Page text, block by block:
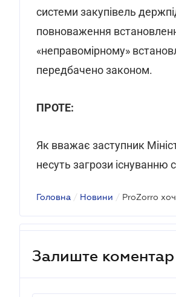
системи закупівель
повноваження
«неправомірному»
передбачено законом.
ПРОТЕ:
Як вважає заступник
несуть загрози існуванню
Головна / Новини / ProZorro
Залиште коментар